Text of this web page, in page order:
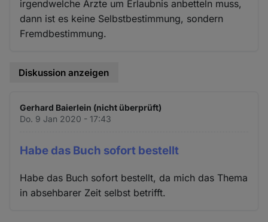
irgendwelche Ärzte um Erlaubnis anbetteln muss,
dann ist es keine Selbstbestimmung, sondern
Fremdbestimmung.
Diskussion anzeigen
Gerhard Baierlein (nicht überprüft)
Do. 9 Jan 2020 - 17:43
Habe das Buch sofort bestellt
Habe das Buch sofort bestellt, da mich das Thema
in absehbarer Zeit selbst betrifft.